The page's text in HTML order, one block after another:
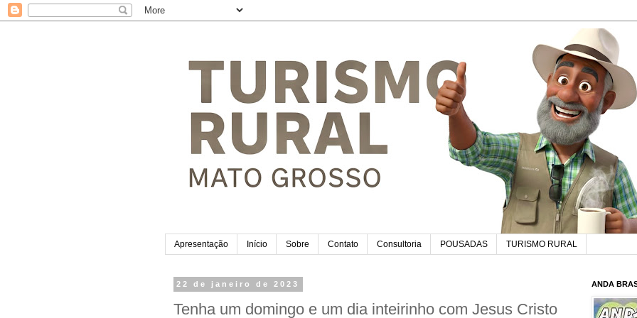
Apresentação Início Sobre Contato Consultoria POUSADAS TURISMO RURAL
22 de janeiro de 2023
Tenha um domingo e um dia inteirinho com Jesus Cristo
ANDA